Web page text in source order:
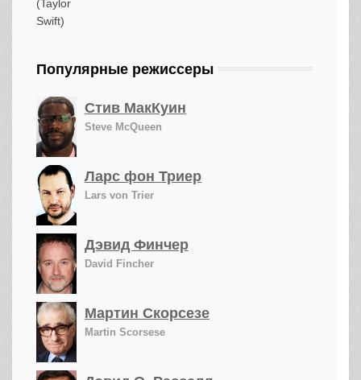
Популярные режиссеры
Стив МакКуин
Steve McQueen
Ларс фон Триер
Lars von Trier
Дэвид Финчер
David Fincher
Мартин Скорсезе
Martin Scorsese